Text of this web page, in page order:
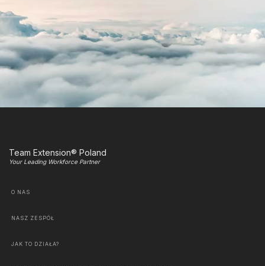
Team Extension® Poland
Your Leading Workforce Partner
O NAS
NASZ ZESPÓŁ
JAK TO DZIAŁA?